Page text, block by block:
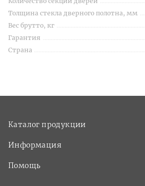
Толщина стекла дверного полотна, мм
Вес брутто, кг
Гарантия
Страна
Каталог продукции
Информация
Помощь